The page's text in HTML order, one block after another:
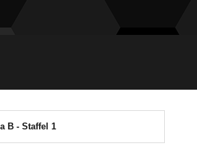
B - Staffel 1